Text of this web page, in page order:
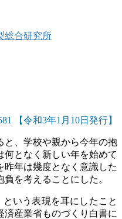
合研究所
【令和3年1月10日発行】
、学校や親から今年の抱
何となく新しい年を始めて
昨年は幾度となく意識した
を考えることにした。
という表現を耳にしたこと
済産業省ものづくり白書に